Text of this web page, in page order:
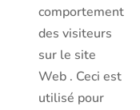
comportement
des visiteurs
sur le site
Web . Ceci est
utilisé pour